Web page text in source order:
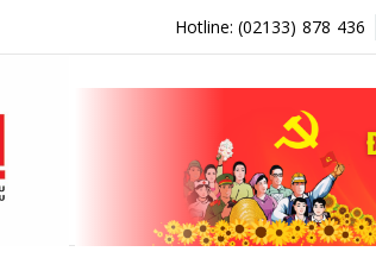
Hotline: (02133) 878 436